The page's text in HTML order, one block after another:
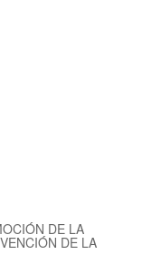
DE LA
DE LA